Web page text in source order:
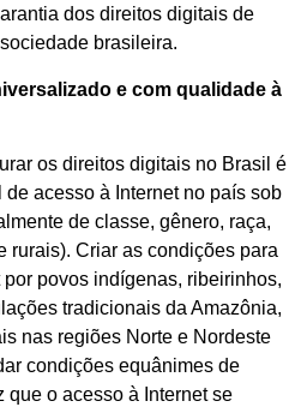
dos direitos digitais de
brasileira.
e com qualidade à
os direitos digitais no Brasil é
acesso à Internet no país sob
de classe, gênero, raça,
rurais). Criar as condições para
povos indígenas, ribeirinhos,
tradicionais da Amazônia,
nas regiões Norte e Nordeste
condições equânimes de
que o acesso à Internet se